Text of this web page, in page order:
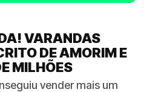
VARANDAS
DE AMORIM E
MILHÕES
vender mais um